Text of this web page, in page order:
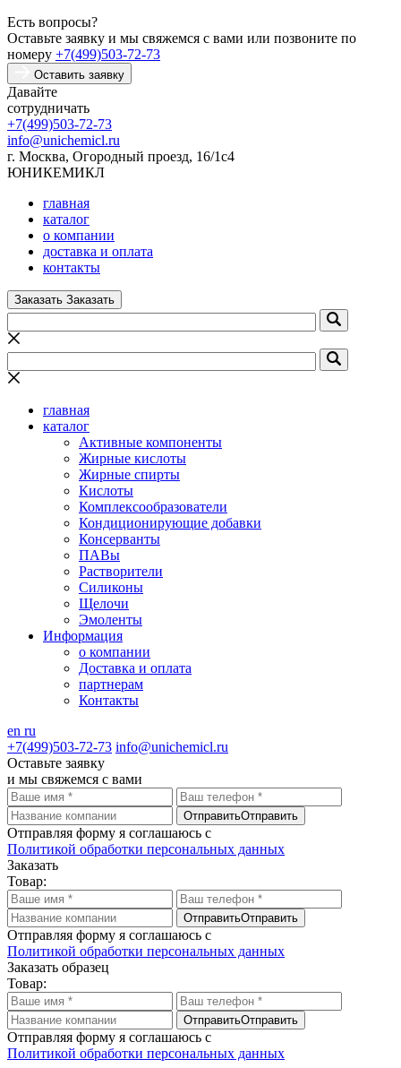
Есть вопросы?
Оставьте заявку и мы свяжемся с вами или позвоните по
номеру +7(499)503-72-73
Оставить заявку
Давайте
сотрудничать
+7(499)503-72-73
info@unichemicl.ru
г. Москва, Огородный проезд, 16/1с4
ЮНИКЕМИКЛ
главная
каталог
о компании
доставка и оплата
контакты
Заказать Заказать
главная
каталог
Активные компоненты
Жирные кислоты
Жирные спирты
Кислоты
Комплексообразователи
Кондиционирующие добавки
Консерванты
ПАВы
Растворители
Силиконы
Щелочи
Эмоленты
Информация
о компании
Доставка и оплата
партнерам
Контакты
en ru
+7(499)503-72-73 info@unichemicl.ru
Оставьте заявку
и мы свяжемся с вами
ОтправитьОтправить
Отправляя форму я соглашаюсь с
Политикой обработки персональных данных
Заказать
Товар:
ОтправитьОтправить
Отправляя форму я соглашаюсь с
Политикой обработки персональных данных
Заказать образец
Товар:
ОтправитьОтправить
Отправляя форму я соглашаюсь с
Политикой обработки персональных данных